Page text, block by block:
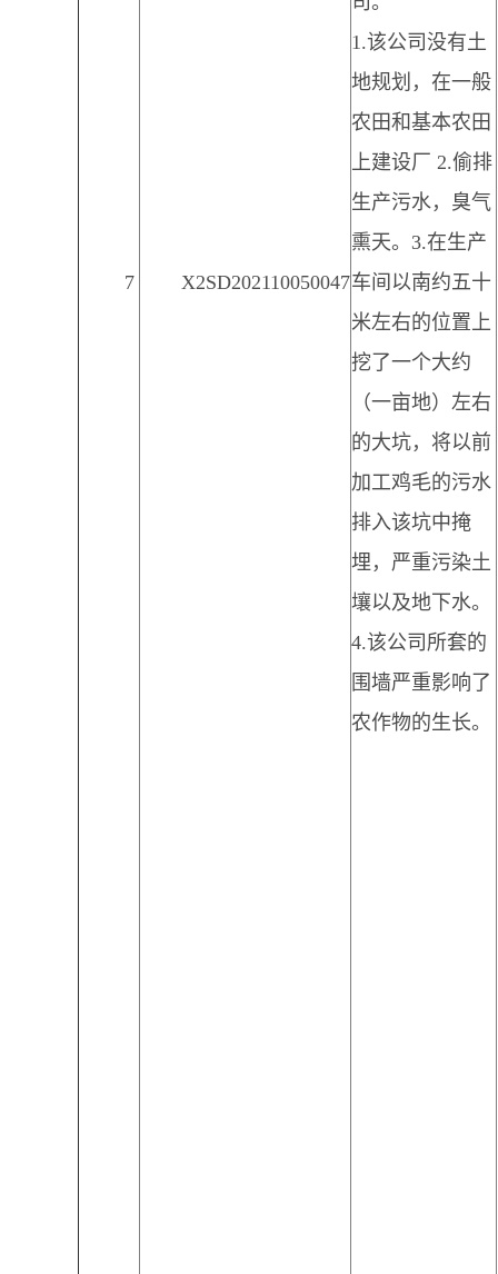
7 X2SD202110050047
1.该公司没有土
地规划，在一般
农田和基本农田
上建设厂 2.偷排
生产污水，臭气
熏天。3.在生产
车间以南约五十
米左右的位置上
挖了一个大约
（一亩地）左右
的大坑，将以前
加工鸡毛的污水
排入该坑中掩
埋，严重污染土
壤以及地下水。
4.该公司所套的
围墙严重影响了
农作物的生长。